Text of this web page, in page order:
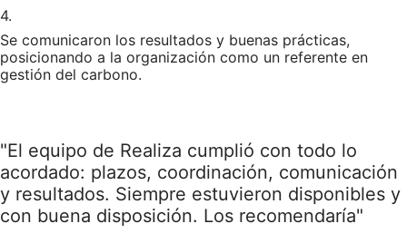
4.
Se comunicaron los resultados y buenas prácticas,
posicionando a la organización como un referente en
gestión del carbono.
"El equipo de Realiza cumplió con todo lo
acordado: plazos, coordinación, comunicación
y resultados. Siempre estuvieron disponibles y
con buena disposición. Los recomendaría"